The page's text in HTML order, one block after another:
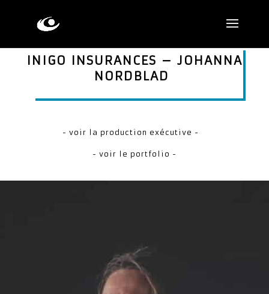
INIGO INSURANCES – JOHANNA
NORDBLAD
- voir la production exécutive -
- voir le portfolio -